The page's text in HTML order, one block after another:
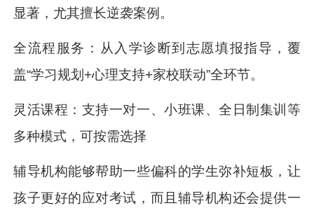
显著，尤其擅长逆袭案例。
全流程服务：从入学诊断到志愿填报指导，覆
盖“学习规划+心理支持+家校联动”全环节。
灵活课程：支持一对一、小班课、全日制集训等
多种模式，可按需选择
辅导机构能够帮助一些偏科的学生弥补短板，让
孩子更好的应对考试，而且辅导机构还会提供一